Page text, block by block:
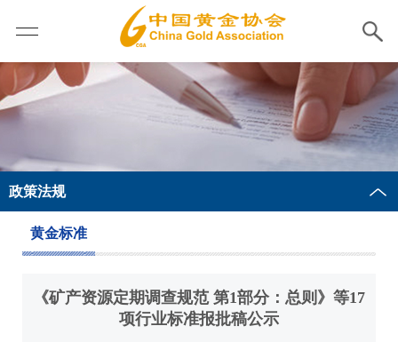
政策法规
黄金标准
《矿产资源定期调查规范 第1部分：总则》等17
项行业标准报批稿公示